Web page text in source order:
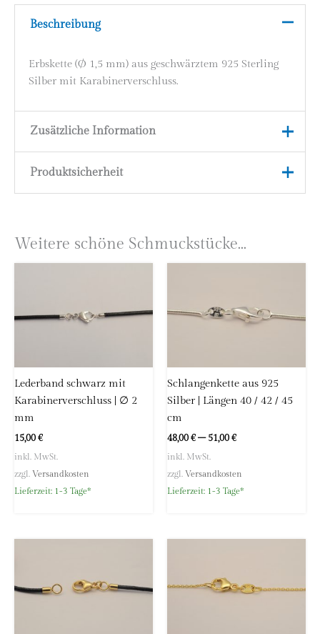
Beschreibung
Erbskette (Ø 1,5 mm) aus geschwärztem 925 Sterling
Silber mit Karabinerverschluss.
Zusätzliche Information
cm, 55 cm
Produktsicherheit
höllwerk
Kleingemünder Straße 12
E-Mail:info@hoellwerk.de
Weitere schöne Schmuckstücke...
Lederband schwarz mit
Karabinerverschluss | ∅ 2
mm
15,00€
inkl. MwSt.
zzgl. Versandkosten
Lieferzeit: 1-3 Tage*
Schlangenkette aus 925
Silber | Längen 40 / 42 / 45
cm
48,00€–51,00€
inkl. MwSt.
zzgl. Versandkosten
Lieferzeit: 1-3 Tage*